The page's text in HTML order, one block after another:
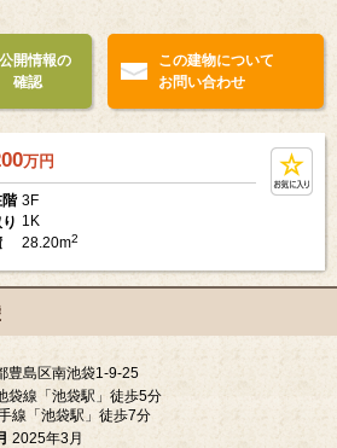
開情報の
確認
この建物について
お問い合わせ
万円
階 3F
1K
28.20m2
豊島区南池袋1-9-25
袋線「池袋駅」徒歩5分
線「池袋駅」徒歩7分
2025年3月